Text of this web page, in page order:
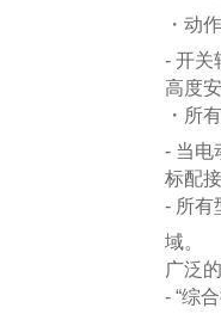
・动
- 开关
高度
・所
- 当电
标配
- 所有
域。
广泛
- “综